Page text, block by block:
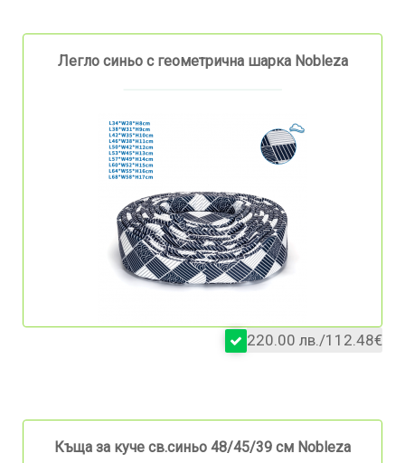
Легло синьо с геометрична шарка Nobleza
220.00 лв./112.48€
Къща за куче св.синьо 48/45/39 см Nobleza